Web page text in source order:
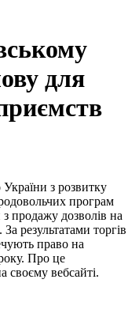
для
програм
продажу дозволів на
результатами торгів
право на
Про це
своєму вебсайті.